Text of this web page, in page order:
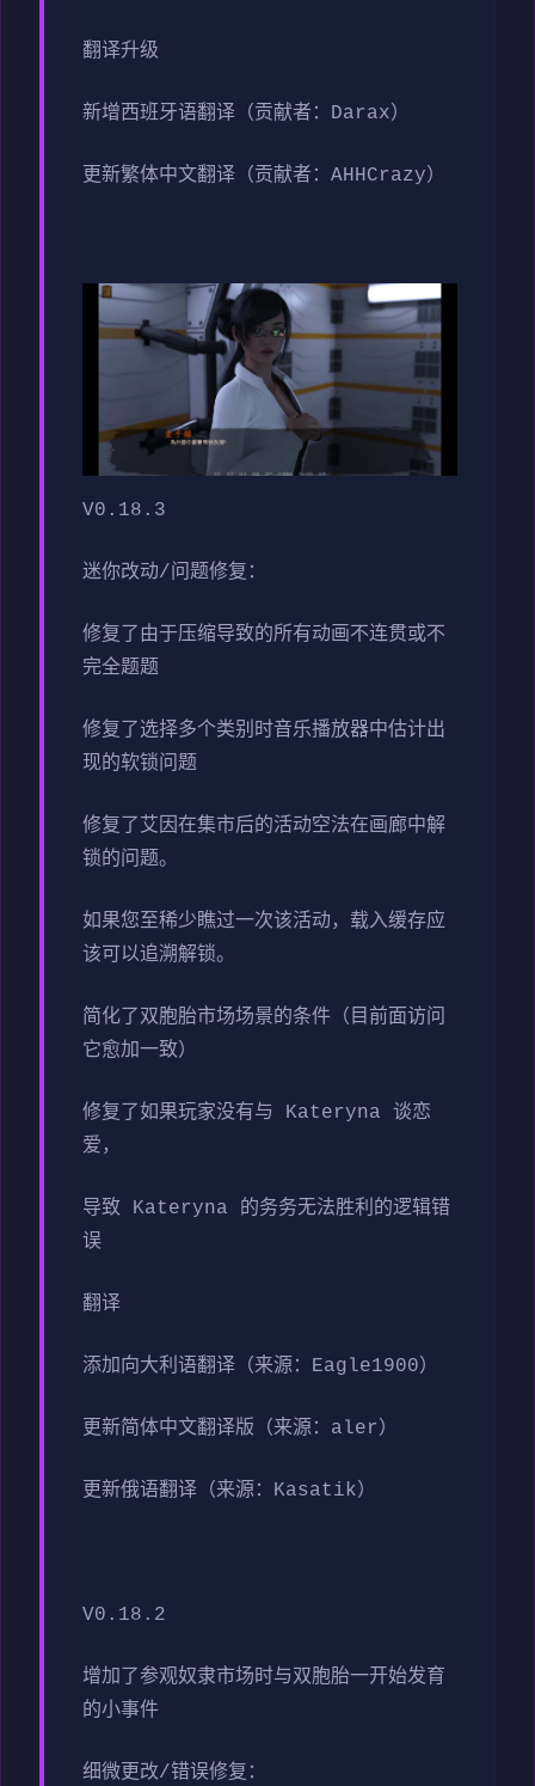
翻译升级
新增西班牙语翻译（贡献者：Darax）
更新繁体中文翻译（贡献者：AHHCrazy）
V0.18.3
迷你改动/问题修复：
修复了由于压缩导致的所有动画不连贯或不
完全题题
修复了选择多个类别时音乐播放器中估计出
现的软锁问题
修复了艾因在集市后的活动空法在画廊中解
锁的问题。
如果您至稀少瞧过一次该活动，载入缓存应
该可以追溯解锁。
简化了双胞胎市场场景的条件（目前面访问
它愈加一致）
修复了如果玩家没有与 Kateryna 谈恋
爱，
导致 Kateryna 的务务无法胜利的逻辑错
误
翻译
添加向大利语翻译（来源：Eagle1900）
更新简体中文翻译版（来源：aler）
更新俄语翻译（来源：Kasatik）
V0.18.2
增加了参观奴隶市场时与双胞胎一开始发育
的小事件
细微更改/错误修复：